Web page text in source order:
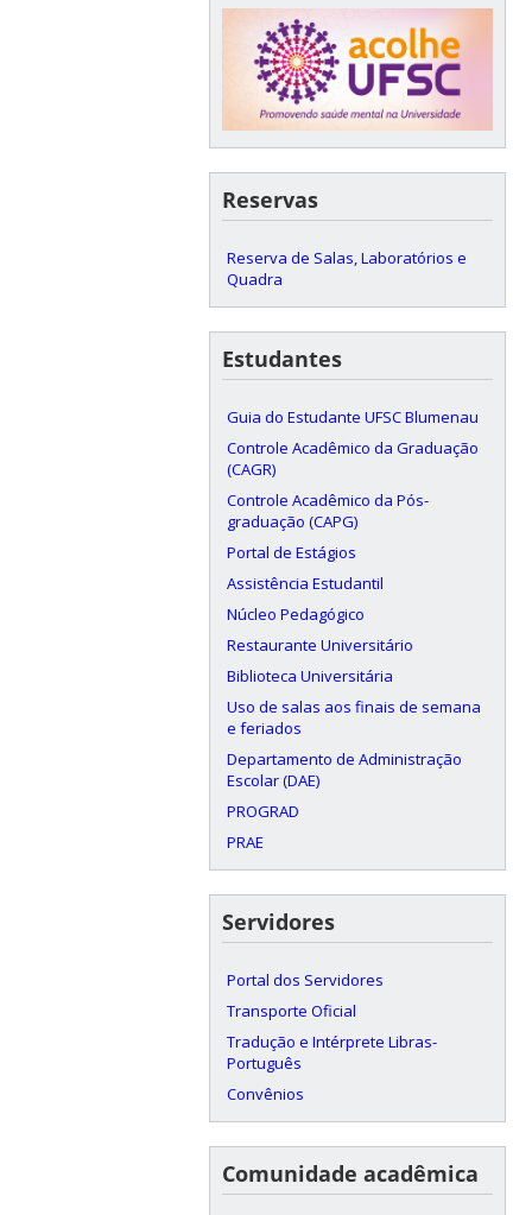
Reservas
Reserva de Salas, Laboratórios e
Quadra
Estudantes
Guia do Estudante UFSC Blumenau
Controle Acadêmico da Graduação
(CAGR)
Controle Acadêmico da Pós-
graduação (CAPG)
Portal de Estágios
Assistência Estudantil
Núcleo Pedagógico
Restaurante Universitário
Biblioteca Universitária
Uso de salas aos finais de semana
e feriados
Departamento de Administração
Escolar (DAE)
PROGRAD
PRAE
Servidores
Portal dos Servidores
Transporte Oficial
Tradução e Intérprete Libras-
Português
Convênios
Comunidade acadêmica